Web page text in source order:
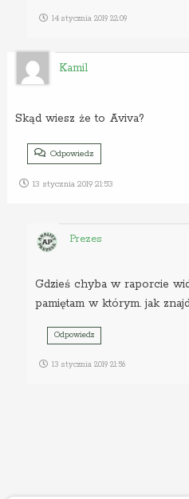
14 stycznia 2019 22:09
Kamil
Skąd wiesz że to Aviva?
Odpowiedz
13 stycznia 2019 21:53
Prezes
Gdzieś chyba w raporcie
pamiętam w którym. jak
Odpowiedz
13 stycznia 2019 21:56